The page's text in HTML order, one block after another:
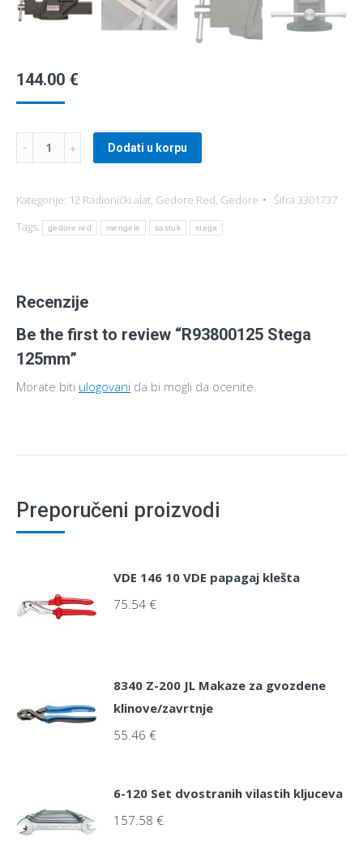
144.00 €
Dodati u korpu
Kategorije: 12 Radionički alat Gedore Red Gedore Šifra 3301737
Tags:
gedore red mengele sastuk stega
Recenzije
Be the first to review “R93800125 Stega
125mm”
Morate biti ulogovani da bi mogli da ocenite.
Preporučeni proizvodi
VDE 146 10 VDE papagaj klešta
75.54 €
8340 Z-200 JL Makaze za gvozdene
klinove/zavrtnje
55.46 €
6-120 Set dvostranih vilastih kljuceva
157.58 €